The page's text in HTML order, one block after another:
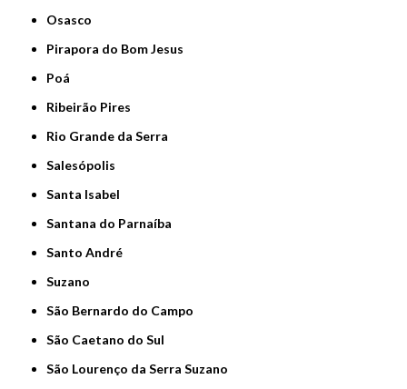
Osasco
Pirapora do Bom Jesus
Poá
Ribeirão Pires
Rio Grande da Serra
Salesópolis
Santa Isabel
Santana do Parnaíba
Santo André
Suzano
São Bernardo do Campo
São Caetano do Sul
São Lourenço da Serra Suzano